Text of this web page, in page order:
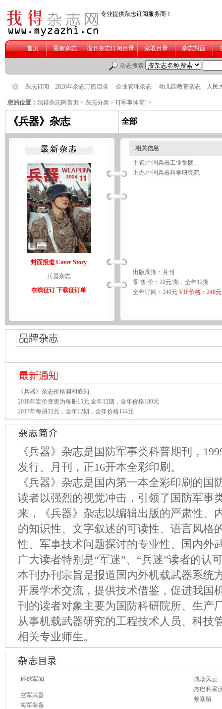
您的位置： 我得杂志网首页 > 杂志分类 > F[军事体育] >
《兵器》杂志 全部
封面报道 Cover Story
兵器杂志
在线征订 下载征订单
相关信息
主管:中国兵器工业集团、
主办:中国兵器科学研究院
出版周期：月刊
零 售 价：20元/期，全年12期
全年订阅：240元 VIP价格：240元
《兵器》杂志价格调和通知
2018年定价变更为每册15元,全年12期，全年价格180元
2017年每册12元，全年12期，全年价格144元
《兵器》杂志是国防军事类科普期刊，
发行。月刊，正16开本全彩印刷。
《兵器》杂志是国内第一本全彩印刷的
读者以强烈的视觉冲击，引领了国防军事
来，《兵器》杂志以编辑出版的严肃性、
的知识性、文字叙述的可读性、语言风格
性、军事技术问题探讨的专业性、国内外
广大读者特别是“军迷”、“兵迷”读者的认
本刊办刊宗旨是报道国内外机载武器系统
开展学术交流，提供技术借鉴，促进我国
刊的读者对象主要为国防科研院所、生产
从事机载武器研究的工程技术人员、科技
相关专业师生。
环球军闻
空军武器
海军装备
战场风云
杰巴利采
黎塞留